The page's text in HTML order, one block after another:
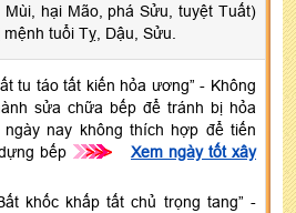
hại Mão, phá Sửu, tuyệt Tuất)
mệnh tuổi Tỵ, Dậu, Sửu.
tu táo tất kiến hỏa ương” - Không
sửa chữa bếp để tránh bị hỏa
nay không thích hợp để tiến
bếp
>>>
Xem ngày tốt xây
khốc khấp tất chủ trọng tang” -